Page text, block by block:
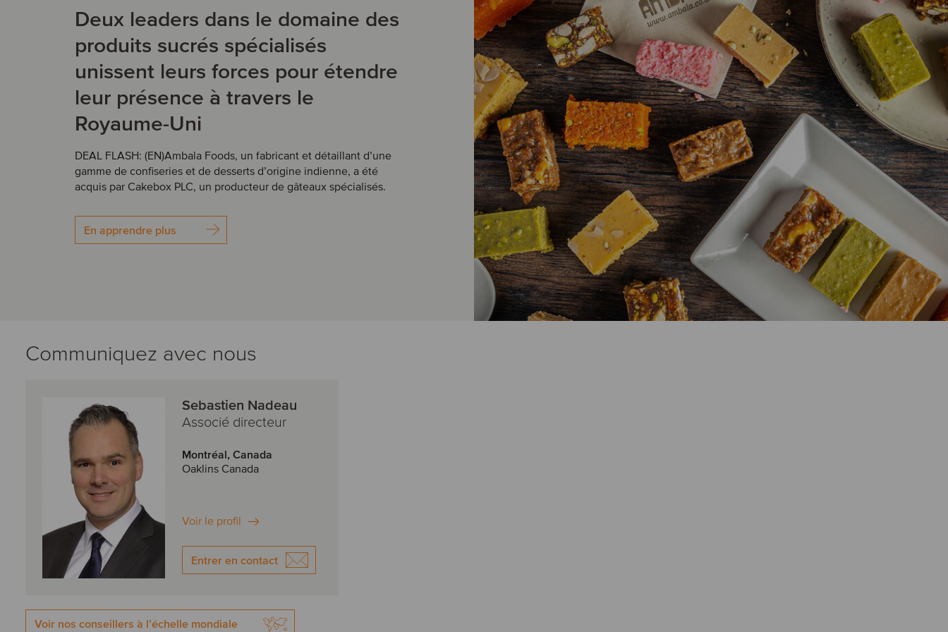
Deux leaders dans le domaine des
produits sucrés spécialisés
unissent leurs forces pour étendre
leur présence à travers le
Royaume-Uni
DEAL FLASH: (EN)Ambala Foods, un fabricant et détaillant d’une
gamme de confiseries et de desserts d’origine indienne, a été
acquis par Cakebox PLC, un producteur de gâteaux spécialisés.
En apprendre plus
Communiquez avec nous
Sebastien Nadeau
Associé directeur
Montréal, Canada
Oaklins Canada
Voir le profil
Entrer en contact
Voir nos conseillers à l’échelle mondiale